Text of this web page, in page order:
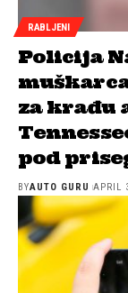
RABLJENI
Policija
za krađu
pod
BYAUTO GURU APRIL